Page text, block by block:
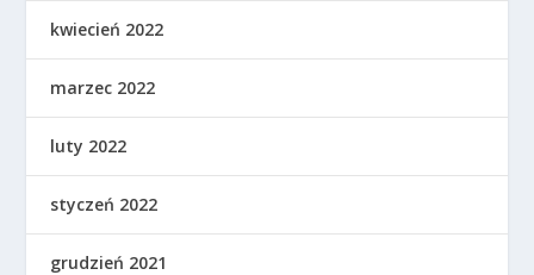
kwiecień 2022
marzec 2022
luty 2022
styczeń 2022
grudzień 2021